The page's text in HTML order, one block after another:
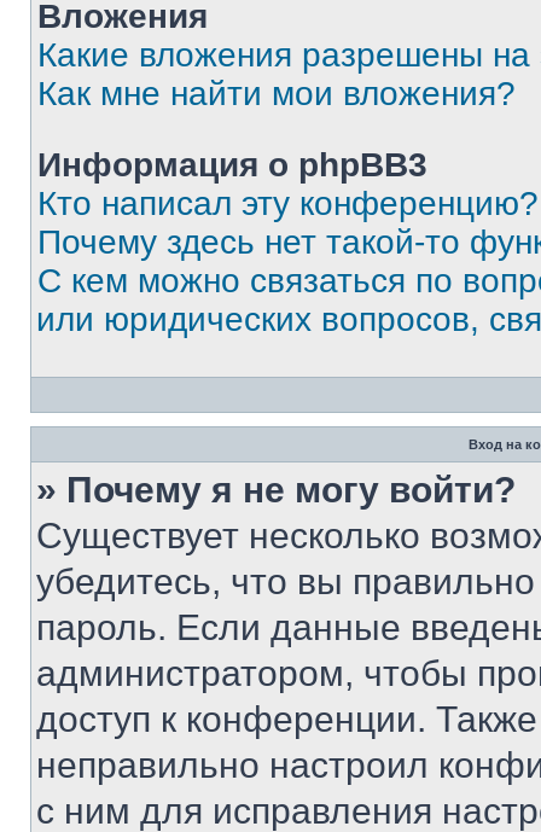
Вложения
Какие вложения разрешены
Как мне найти мои вложения?
Информация о phpBB3
Кто написал эту конференцию?
Почему здесь нет такой-то
С кем можно связаться по
или юридических вопросов,
Вход на
» Почему я не могу войти?
Существует несколько
убедитесь, что вы
пароль. Если данные
администратором, чтобы
доступ к конференции.
неправильно настроил
с ним для исправления